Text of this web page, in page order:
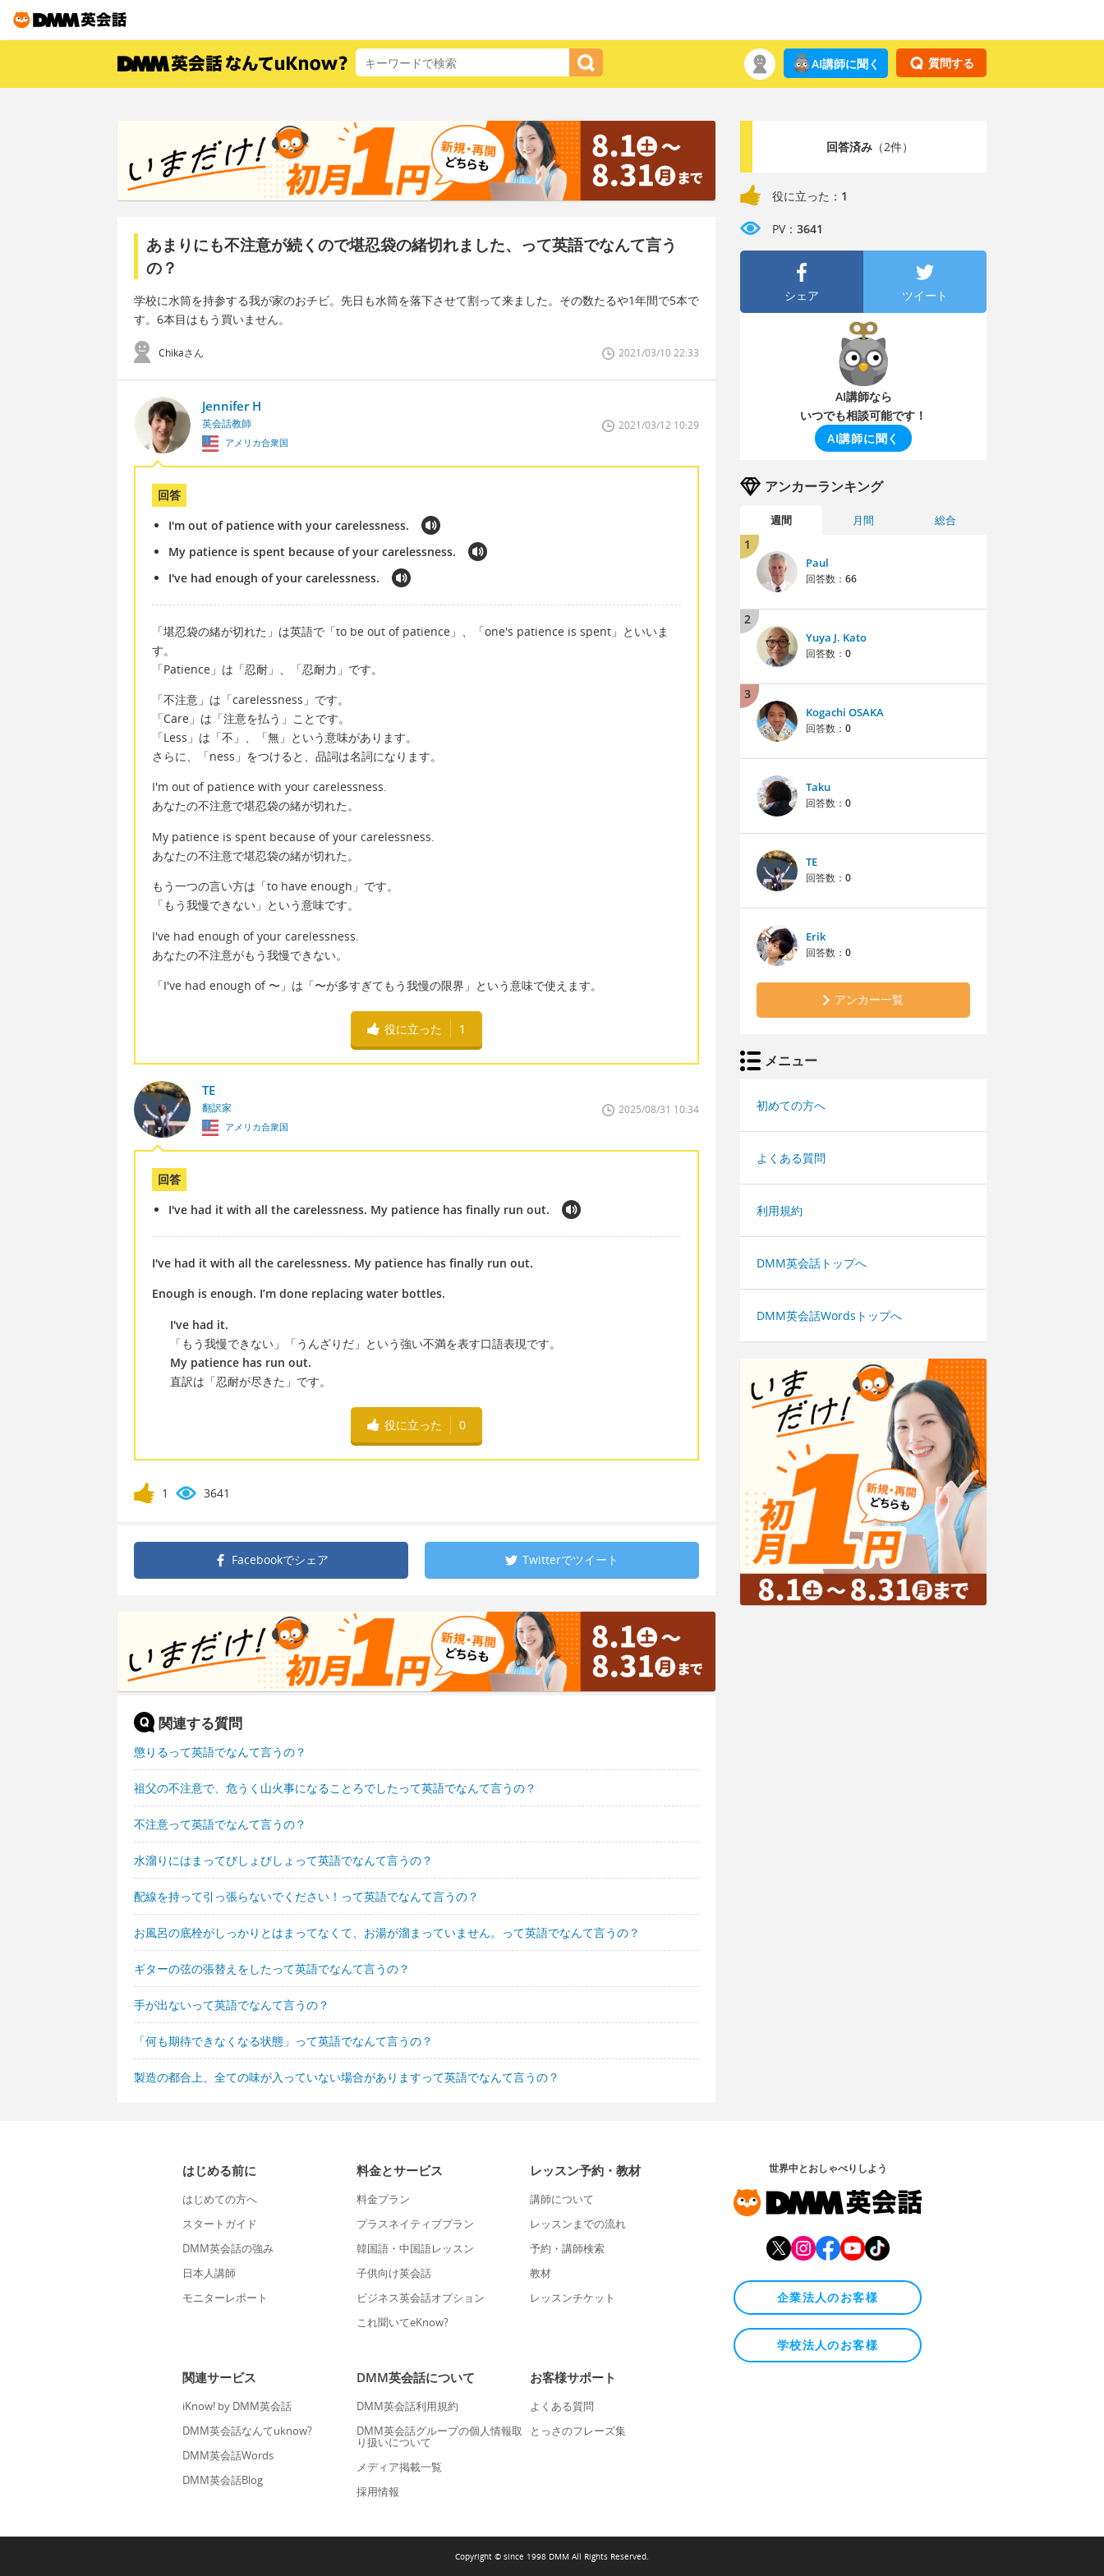
質問する
AI講師に聞く
あまりにも不注意が続くので堪忍袋の緒切れました、って英語でなんて言う
の？
学校に水筒を持参する我が家のおチビ。先日も水筒を落下させて割って来ました。その数たるや1年間で5本で
す。6本目はもう買いません。
Chikaさん 2021/03/10 22:33
Jennifer H
英会話教師
アメリカ合衆国
2021/03/12 10:29
回答
I'm out of patience with your carelessness.
My patience is spent because of your carelessness.
I've had enough of your carelessness.
「堪忍袋の緒が切れた」は英語で「to be out of patience」、「one's patience is spent」といいま
す。
「Patience」は「忍耐」、「忍耐力」です。
「不注意」は「carelessness」です。
「Care」は「注意を払う」ことです。
「Less」は「不」、「無」という意味があります。
さらに、「ness」をつけると、品詞は名詞になります。
I'm out of patience with your carelessness.
あなたの不注意で堪忍袋の緒が切れた。
My patience is spent because of your carelessness.
あなたの不注意で堪忍袋の緒が切れた。
もう一つの言い方は「to have enough」です。
「もう我慢できない」という意味です。
I've had enough of your carelessness.
あなたの不注意がもう我慢できない。
「I've had enough of 〜」は「〜が多すぎてもう我慢の限界」という意味で使えます。
役に立った 1
TE
翻訳家
アメリカ合衆国
2025/08/31 10:34
回答
I've had it with all the carelessness. My patience has finally run out.
I've had it with all the carelessness. My patience has finally run out.
Enough is enough. I’m done replacing water bottles.
I've had it.
「もう我慢できない」「うんざりだ」という強い不満を表す口語表現です。
My patience has run out.
直訳は「忍耐が尽きた」です。
役に立った 0
1 3641
Facebookでシェア Twitterでツイート
関連する質問
懲りるって英語でなんて言うの？
祖父の不注意で、危うく山火事になることろでしたって英語でなんて言うの？
不注意って英語でなんて言うの？
水溜りにはまってびしょびしょって英語でなんて言うの？
配線を持って引っ張らないでください！って英語でなんて言うの？
お風呂の底栓がしっかりとはまってなくて、お湯が溜まっていません。って英語でなんて言うの？
ギターの弦の張替えをしたって英語でなんて言うの？
手が出ないって英語でなんて言うの？
「何も期待できなくなる状態」って英語でなんて言うの？
製造の都合上、全ての味が入っていない場合がありますって英語でなんて言うの？
回答済み（2件）
役に立った： 1
PV： 3641
シェア ツイート
AI講師なら
いつでも相談可能です！
AI講師に聞く
アンカーランキング
週間 月間 総合
1
Paul
回答数： 66
2
Yuya J. Kato
回答数： 0
3
Kogachi OSAKA
回答数： 0
Taku
回答数： 0
TE
回答数： 0
Erik
回答数： 0
アンカー一覧
メニュー
初めての方へ
よくある質問
利用規約
DMM英会話トップへ
DMM英会話Wordsトップへ
はじめる前に
はじめての方へ
スタートガイド
DMM英会話の強み
日本人講師
モニターレポート
料金とサービス
料金プラン
プラスネイティブプラン
韓国語・中国語レッスン
子供向け英会話
ビジネス英会話オプション
これ聞いてeKnow?
レッスン予約・教材
講師について
レッスンまでの流れ
予約・講師検索
教材
レッスンチケット
関連サービス
iKnow! by DMM英会話
DMM英会話なんてuknow?
DMM英会話Words
DMM英会話Blog
DMM英会話について
DMM英会話利用規約
DMM英会話グループの個人情報取
り扱いについて
メディア掲載一覧
採用情報
お客様サポート
よくある質問
とっさのフレーズ集
世界中とおしゃべりしよう
企業法人のお客様
学校法人のお客様
Copyright © since 1998 DMM All Rights Reserved.